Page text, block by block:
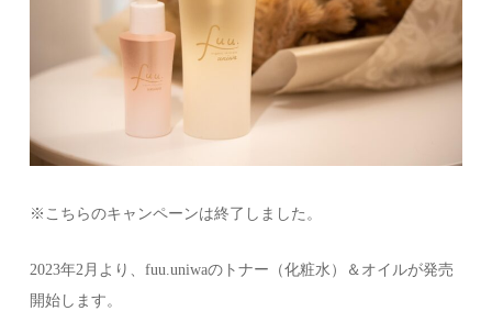
※こちらのキャンペーンは終了しました。
2023年2月より、fuu.uniwaのトナー（化粧水）＆オイルが発売
開始します。